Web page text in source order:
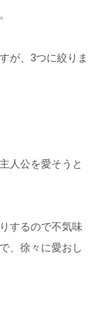
が、3つに絞りま
人公を愛そうと
するので不気味
、徐々に愛おし